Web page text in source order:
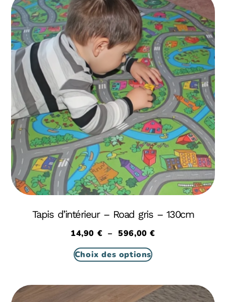
Tapis d’intérieur – Road gris – 130cm
14,90 € – 596,00€
Choix des options